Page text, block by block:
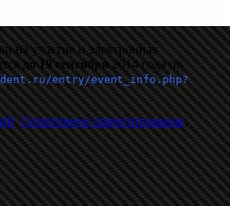
на участие и электронная
до 19 сентября2014 года по
entry/event_info.php?
,Спортивное ориентирование,